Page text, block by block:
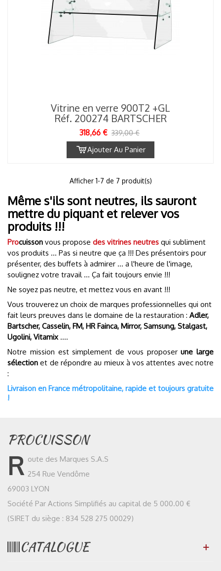
Vitrine en verre 900T2 +GL
Réf. 200274 BARTSCHER
318,66 € 339,00 €
Ajouter Au Panier
Afficher 1-7 de 7 produit(s)
Même s'ils sont neutres, ils sauront
mettre du piquant et relever vos
produits !!!
Procuisson vous propose des vitrines neutres qui subliment
vos produits ... Pas si neutre que ça !!! Des présentoirs pour
présenter, des buffets à admirer ... a l'heure de l'image,
soulignez votre travail ... Ça fait toujours envie !!!
Ne soyez pas neutre, et mettez vous en avant !!!
Vous trouverez un choix de marques professionnelles qui ont
fait leurs preuves dans le domaine de la restauration : Adler,
Bartscher, Casselin, FM, HR Fainca, Mirror, Samsung, Stalgast,
Ugolini, Vitamix ....
Notre mission est simplement de vous proposerune large
sélection et de répondre au mieux à vos attentes avec notre
:
Livraison en France métropolitaine, rapide et toujours gratuite
!
PROCUISSON
R oute des Marques S.A.S
254 Rue Vendôme
69003 LYON
Société Par Actions Simplifiés au capital de 5 000.00 €
(SIRET du siège : 834 528 275 00029)
CATALOGUE